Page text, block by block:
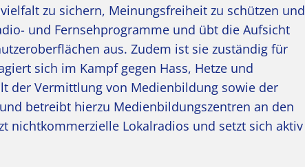
zu sichern, Meinungsfreiheit zu schützen und
und Fernsehprogramme und übt die Aufsicht
aus. Zudem ist sie zuständig für
sich im Kampf gegen Hass, Hetze und
der Vermittlung von Medienbildung sowie der
betreibt hierzu Medienbildungszentren an den
nichtkommerzielle Lokalradios und setzt sich aktiv